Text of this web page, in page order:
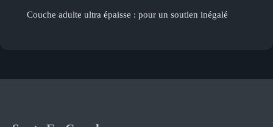
Couche adulte ultra épaisse : pour un soutien inégalé